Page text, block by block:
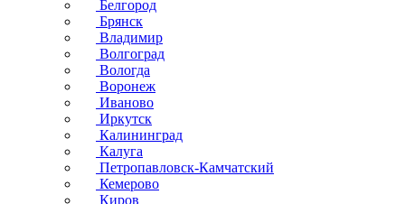
Белгород
Брянск
Владимир
Волгоград
Вологда
Воронеж
Иваново
Иркутск
Калининград
Калуга
Петропавловск-Камчатский
Кемерово
Киров